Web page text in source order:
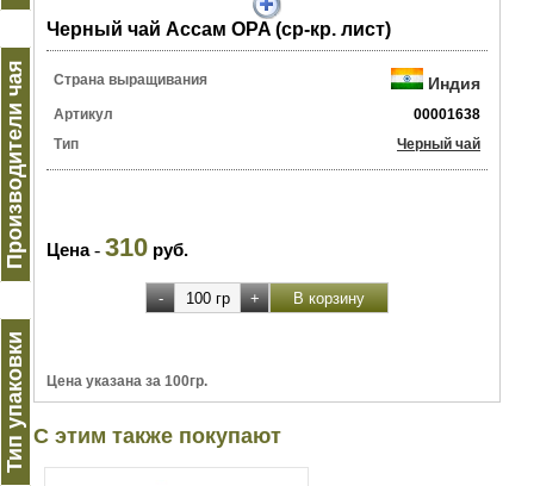
Производители чая
Тип упаковки
Черный чай Ассам OPA (ср-кр. лист)
Страна выращивания Индия
Артикул
00001638
Тип
Черный чай
Цена- 310 руб.
Цена указана за 100гр.
С этим также покупают